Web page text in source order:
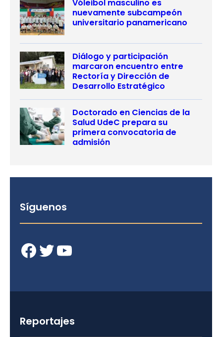
Vóleibol masculino es
nuevamente subcampeón
universitario panamericano
Diálogo y participación
marcaron encuentro entre
Rectoría y Dirección de
Desarrollo Estratégico
Doctorado en Ciencias de la
Salud UdeC prepara su
primera convocatoria de
admisión
Síguenos
Facebook Twitter YouTube
Reportajes